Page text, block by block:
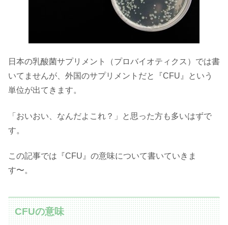
日本の乳酸菌サプリメント（プロバイオティクス）では書
いてませんが、外国のサプリメントだと『CFU』という
単位が出てきます。
「おいおい、なんだよこれ？」と思った方も多いはずで
す。
この記事では『CFU』の意味について書いていきま
す〜。
CFUの意味